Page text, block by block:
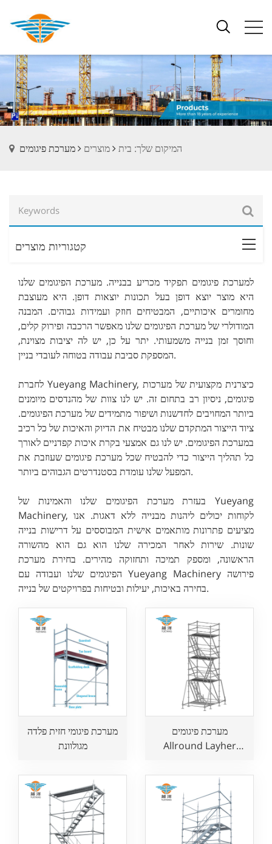
המיקום שלך: בית מוצרים מערכת פיגומים
קטגוריות מוצרים
למערכת פיגומים תפקיד מכריע בבנייה. מערכת הפיגומים שלנו
היא מוצר יוצא דופן בעל תכונות יוצאות דופן. היא מעוצבת
מחומרים איכותיים, המבטיחים חוזק ועמידות גבוהים. המבנה
המודולרי של מערכת הפיגומים שלנו מאפשר הרכבה ופירוק קלים,
וחוסך זמן בנייה משמעותי. יתר על כן, יש לה יציבות מצוינת,
המספקת סביבת עבודה בטוחה לעובדי בניין.
לחברת Yueyang Machinery, כיצרנית מקצועית של מערכות
פיגומים, ניסיון רב בתחום זה. יש לנו צוות של מהנדסים מיומנים
ביותר המחויבים לחדשנות ושיפור מתמידים של מערכת הפיגומים.
ציוד הייצור המתקדם שלנו מבטיח את הדיוק והאיכות של כל רכיב
במערכת הפיגומים. יש לנו גם אמצעי בקרת איכות קפדניים לאורך
כל תהליך הייצור כדי להבטיח שכל מערכת פיגומים שעוזבת את
המפעל שלנו עומדת בסטנדרטים הגבוהים ביותר.
בעזרת מערכת הפיגומים שלנו והאמינות של Yueyang
Machinery, לקוחות יכולים ליהנות מבנייה ללא דאגות. אנו
מציעים פתרונות מותאמים אישית המבוססים על דרישות בנייה
שונות. שירות לאחר המכירה שלנו הוא גם הוא מהשורה
הראשונה, ומספק תמיכה ותחזוקה מהירים. בחירת מערכת
הפיגומים שלנו ועבודה עם Yueyang Machinery פירושה
בחירה באיכות, יעילות ובטיחות בפרויקטים של בנייה.
מערכת פיגומי חזית פלדה
מגולוונת
מערכת פיגומים
Allround Layher